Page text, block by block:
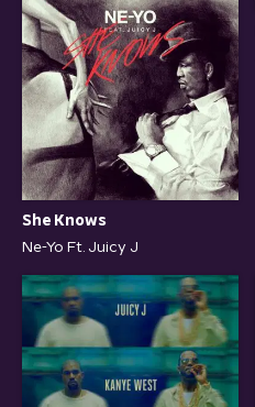
She Knows
Ne-Yo Ft. Juicy J